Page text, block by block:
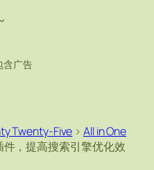
含广告
Twenty-Five >All in One
件，提高搜索引擎优化效